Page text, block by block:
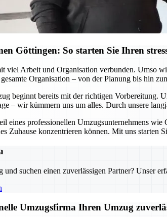
Göttingen: So starten Sie Ihren
viel Arbeit und Organisation verbunden. Umso
Organisation – von der Planung bis hin
beginnt bereits mit der richtigen Vorbereitung.
– wir kümmern uns um alles. Durch unsere
eines professionellen Umzugsunternehmens
Zuhause konzentrieren können. Mit uns starten
und suchen einen zuverlässigen Partner? Unser
Umzugsfirma Ihren Umzug